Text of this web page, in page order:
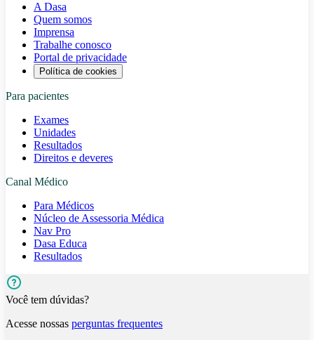
A Dasa
Quem somos
Imprensa
Trabalhe conosco
Portal de privacidade
Política de cookies
Para pacientes
Exames
Unidades
Resultados
Direitos e deveres
Canal Médico
Para Médicos
Núcleo de Assessoria Médica
Nav Pro
Dasa Educa
Resultados
Você tem dúvidas?
Acesse nossas perguntas frequentes